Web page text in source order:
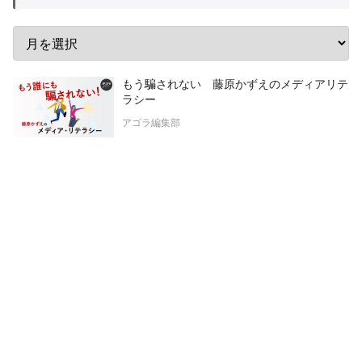
もう騙されない 藤原かずえのメディアリテ
ラシー
アゴラ編集部